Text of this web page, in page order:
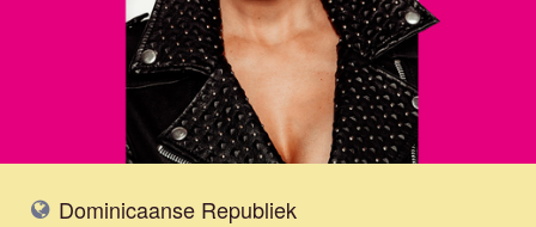
Dominicaanse Republiek